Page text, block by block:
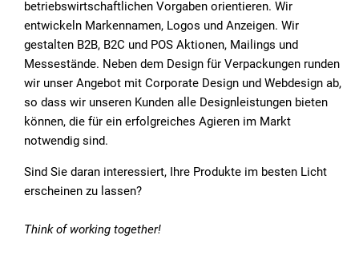
be­triebs­wirt­schaft­li­chen Vor­ga­ben ori­en­tie­ren. Wir
entwickeln Markennamen, Logos und Anzeigen. Wir
gestalten B2B, B2C und POS Aktionen, Mailings und
Messestände. Neben dem Design für Verpackungen runden
wir unser Angebot mit Corporate Design und Webdesign ab,
so dass wir unseren Kunden alle Designleistungen bieten
können, die für ein erfolgreiches Agieren im Markt
notwendig sind.
Sind Sie daran interessiert, Ihre Produkte im besten Licht
erscheinen zu lassen?
Think of working together!